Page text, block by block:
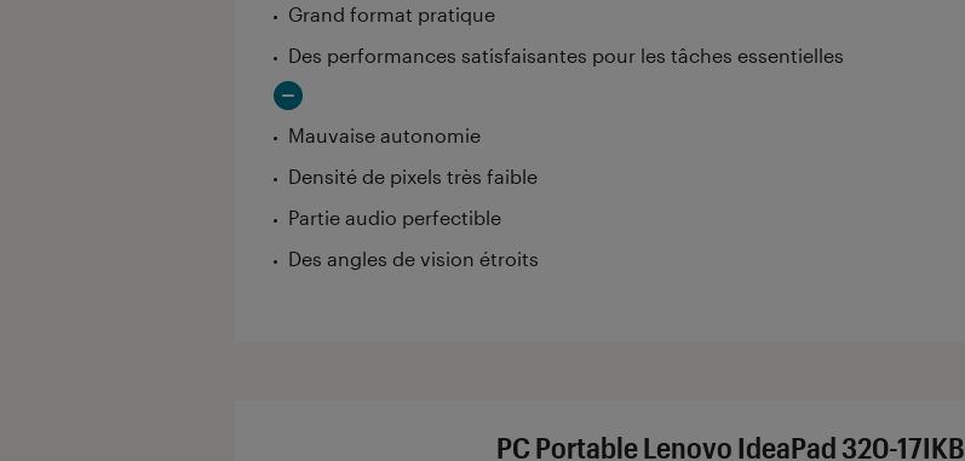
Grand format pratique
Des performances satisfaisantes pour les tâches essentielles
Mauvaise autonomie
Densité de pixels très faible
Partie audio perfectible
Des angles de vision étroits
PC Portable Lenovo IdeaPad 320-17IKB